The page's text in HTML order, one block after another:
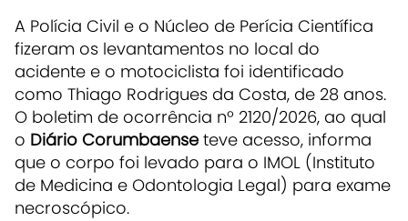
A Polícia Civil e o Núcleo de Perícia Científica
fizeram os levantamentos no local do
acidente e o motociclista foi identificado
como Thiago Rodrigues da Costa, de 28 anos.
O boletim de ocorrência nº 2120/2026, ao qual
o Diário Corumbaense teve acesso, informa
que o corpo foi levado para o IMOL (Instituto
de Medicina e Odontologia Legal) para exame
necroscópico.